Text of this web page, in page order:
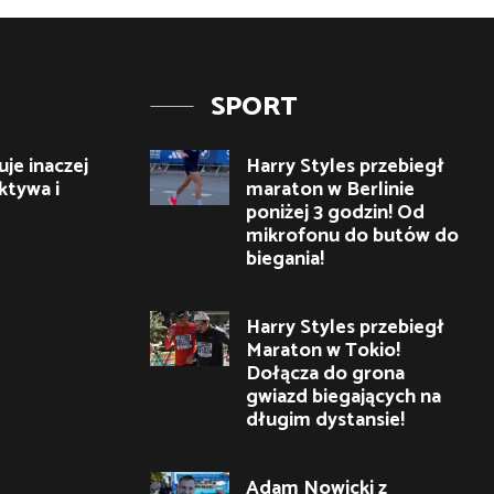
inaczej
i
SPORT
Harry Styles przebiegł
maraton w Berlinie
poniżej 3 godzin! Od
mikrofonu do butów do
biegania!
Harry Styles przebiegł
Maraton w Tokio!
Dołącza do grona
gwiazd biegających na
długim dystansie!